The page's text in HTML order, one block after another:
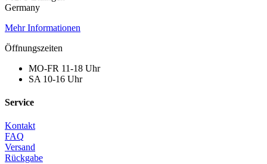
Germany
Mehr Informationen
Öffnungszeiten
MO-FR 11-18 Uhr
SA 10-16 Uhr
Service
Kontakt
FAQ
Versand
Rückgabe